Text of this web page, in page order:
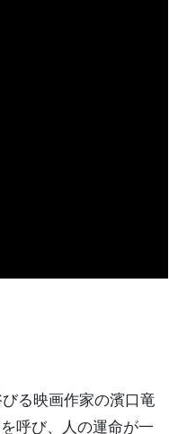
る映画作家の濱口竜
呼び、人の運命が一